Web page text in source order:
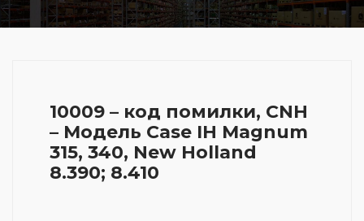
10009 – код помилки, CNH
– Модель Case IH Magnum
315, 340, New Holland
8.390; 8.410